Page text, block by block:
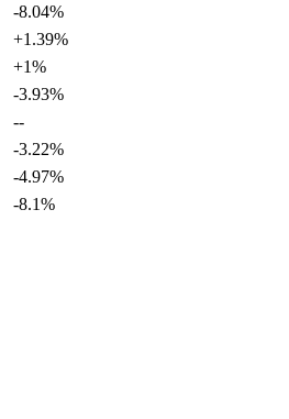
-8.04%
+1.39%
+1%
-3.93%
--
-3.22%
-4.97%
-8.1%